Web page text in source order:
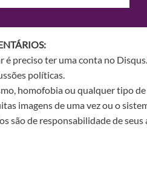
é preciso ter uma conta no Disqus.
políticas.
homofobia ou qualquer tipo
imagens de uma vez ou o
são de responsabilidade de